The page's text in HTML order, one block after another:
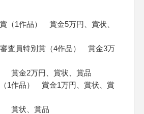
（1作品） 賞金5万円、賞状、
査員特別賞（4作品） 賞金3万
賞金2万円、賞状、賞品
1作品） 賞金1万円、賞状、賞
賞状、賞品